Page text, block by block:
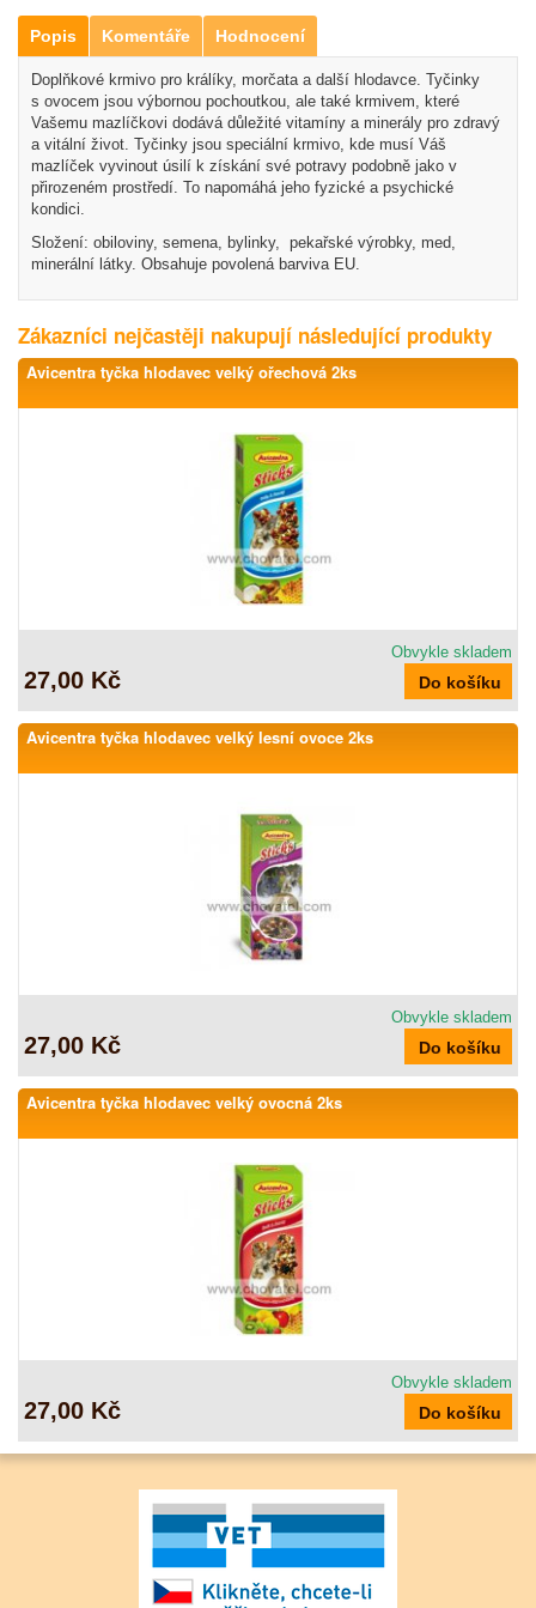
Popis Komentáře Hodnocení
Doplňkové krmivo pro králíky, morčata a další hlodavce. Tyčinky
s ovocem jsou výbornou pochoutkou, ale také krmivem, které
Vašemu mazlíčkovi dodává důležité vitamíny a minerály pro zdravý
a vitální život. Tyčinky jsou speciální krmivo, kde musí Váš
mazlíček vyvinout úsilí k získání své potravy podobně jako v
přirozeném prostředí. To napomáhá jeho fyzické a psychické
kondici.
Složení: obiloviny, semena, bylinky, pekařské výrobky, med,
minerální látky. Obsahuje povolená barviva EU.
Zákazníci nejčastěji nakupují následující produkty
Avicentra tyčka hlodavec velký ořechová 2ks
Obvykle skladem
27,00 Kč
Avicentra tyčka hlodavec velký lesní ovoce 2ks
Obvykle skladem
27,00 Kč
Avicentra tyčka hlodavec velký ovocná 2ks
Obvykle skladem
27,00 Kč